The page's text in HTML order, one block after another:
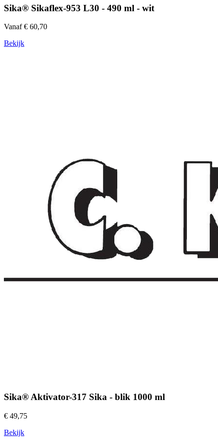
Sika® Sikaflex-953 L30 - 490 ml - wit
Vanaf € 60,70
Bekijk
Sika® Aktivator-317 Sika - blik 1000 ml
€ 49,75
Bekijk